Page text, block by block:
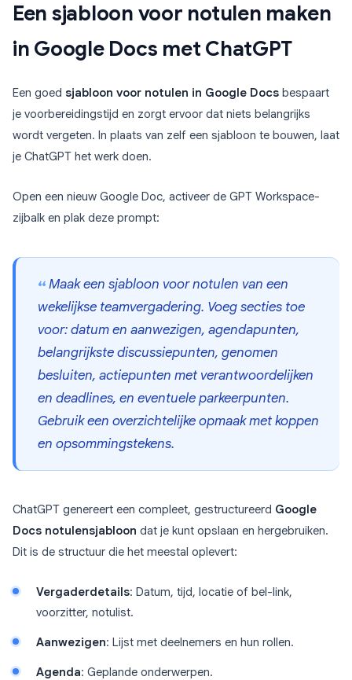
Een sjabloon voor notulen maken
in Google Docs met ChatGPT
Een goed sjabloon voor notulen in Google Docs bespaart
je voorbereidingstijd en zorgt ervoor dat niets belangrijks
wordt vergeten. In plaats van zelf een sjabloon te bouwen, laat
je ChatGPT het werk doen.
Open een nieuw Google Doc, activeer de GPT Workspace-
zijbalk en plak deze prompt:
Maak een sjabloon voor notulen van een
wekelijkse teamvergadering. Voeg secties toe
voor: datum en aanwezigen, agendapunten,
belangrijkste discussiepunten, genomen
besluiten, actiepunten met verantwoordelijken
en deadlines, en eventuele parkeerpunten.
Gebruik een overzichtelijke opmaak met koppen
en opsommingstekens.
ChatGPT genereert een compleet, gestructureerd Google
Docs notulensjabloon dat je kunt opslaan en hergebruiken.
Dit is de structuur die het meestal oplevert:
Vergaderdetails: Datum, tijd, locatie of bel-link,
voorzitter, notulist.
Aanwezigen: Lijst met deelnemers en hun rollen.
Agenda: Geplande onderwerpen.